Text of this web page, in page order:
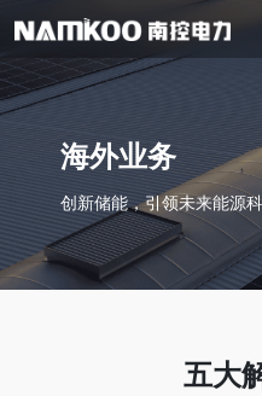
海外业务
创新储能，引领未来能源
五大